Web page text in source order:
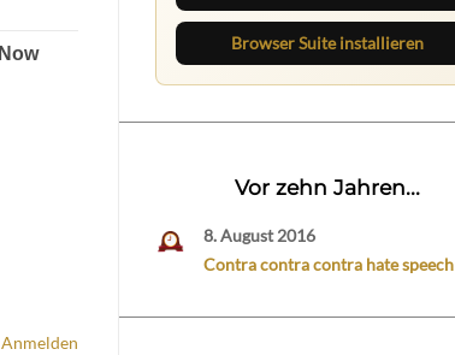
Anmelden
Browser Suite installieren
Vor zehn Jahren...
8. August 2016
Contra contra contra hate speech